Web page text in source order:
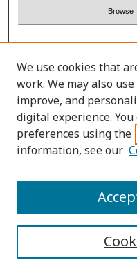
Search
Enter search terms:
Select context to search:
We use cookies that
work. We may also
improve, and
digital experience.
preferences using the
information, see our